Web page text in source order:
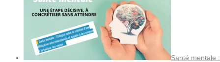
Santé mentale